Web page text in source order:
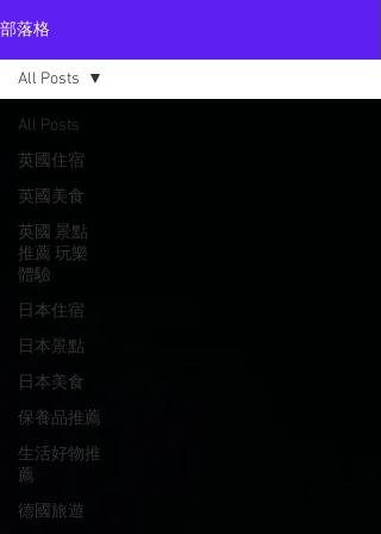
部落格
All Posts
英國住宿
英國美食
英國 景點
推薦 玩樂
體驗
日本住宿
日本景點
日本美食
保養品推薦
生活好物推
薦
德國旅遊
All Posts